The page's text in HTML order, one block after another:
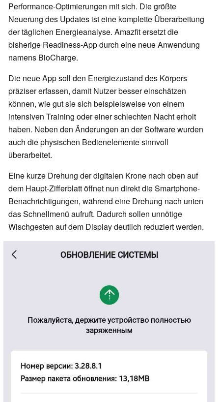
Performance-Optimierungen mit sich. Die größte
Neuerung des Updates ist eine komplette Überarbeitung
der täglichen Energieanalyse. Amazfit ersetzt die
bisherige Readiness-App durch eine neue Anwendung
namens BioCharge.
Die neue App soll den Energiezustand des Körpers
präziser erfassen, damit Nutzer besser einschätzen
können, wie gut sie sich beispielsweise von einem
intensiven Training oder einer schlechten Nacht erholt
haben. Neben den Änderungen an der Software wurden
auch die physischen Bedienelemente sinnvoll
überarbeitet.
Eine kurze Drehung der digitalen Krone nach oben auf
dem Haupt-Zifferblatt öffnet nun direkt die Smartphone-
Benachrichtigungen, während eine Drehung nach unten
das Schnellmenü aufruft. Dadurch sollen unnötige
Wischgesten auf dem Display deutlich reduziert werden.